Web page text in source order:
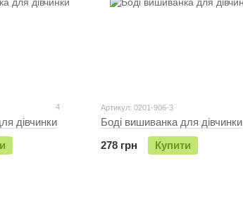
4
дівчинки
Артикул: 0201-906-3
Бодi вишиванка для дiвчинки
278 грн
Купити